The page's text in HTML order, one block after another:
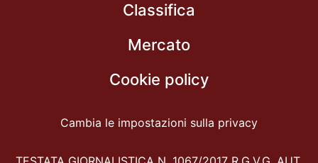
Classifica
Mercato
Cookie policy
Cambia le impostazioni sulla privacy